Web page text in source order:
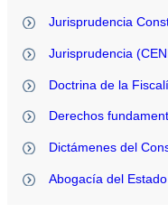
Jurisprudencia
Jurisprudencia
Doctrina de la
Derechos
Dictámenes del
Abogacía del Estado